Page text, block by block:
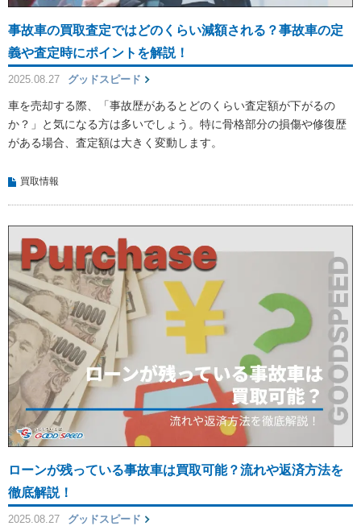
事故車の買取査定ではどのくらい減額される？事故車の定
義や査定時にポイントを解説！
2025.08.27 グッドスピード
車を売却する際、「事故歴があるとどのくらい査定額が下がるの
か？」と気になる方は多いでしょう。特に骨格部分の損傷や修復歴
がある場合、査定額は大きく変動します。
買取情報
ローンが残っている事故車は買取可能？流れや返済方法を
徹底解説！
2025.08.27 グッドスピード